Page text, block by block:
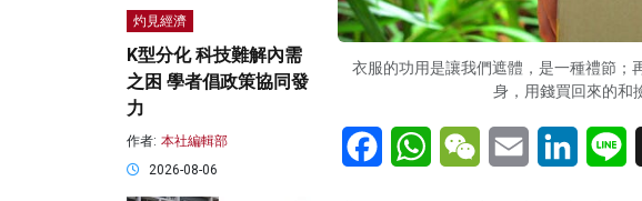
衣服的功用是讓我們遮體，是一種禮節；
身，用錢買回來的和
FacebookWhatsAppWeChatEmail
灼見經濟
K型分化 科技難解內需
之困 學者倡政策協同發
力
作者: 本社編輯部
2026-08-06